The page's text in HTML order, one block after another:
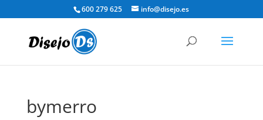
600 279 625 info@disejo.es
bymerro